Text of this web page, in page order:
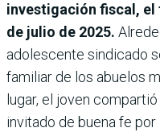
investigación fiscal, el
de julio de 2025.
adolescente sindicado
familiar de los abuelos
lugar, el joven
invitado de buena fe